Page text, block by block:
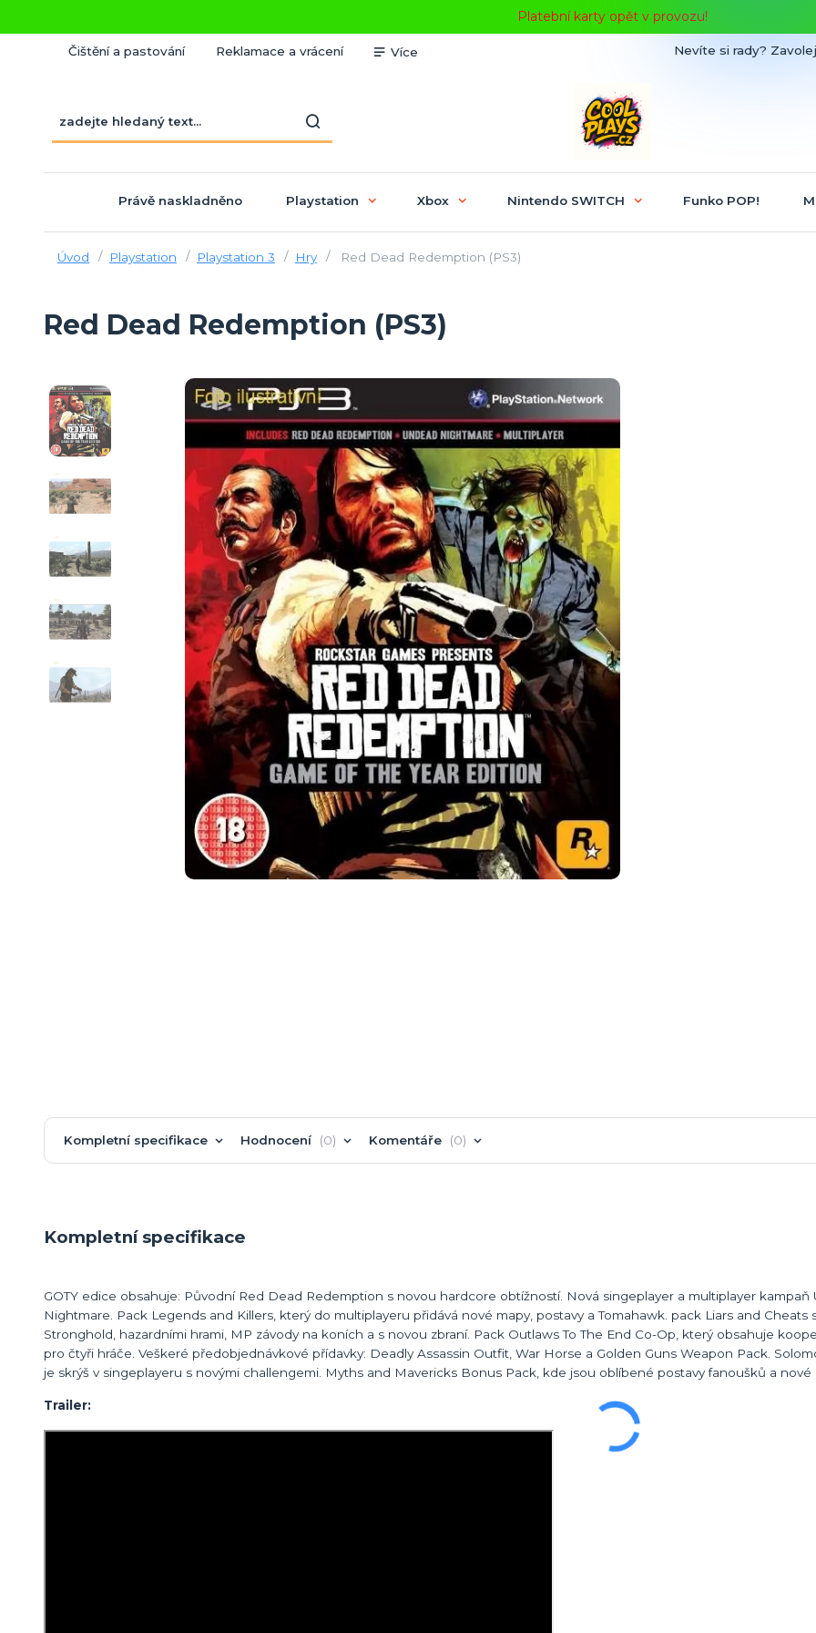
Platební karty opět v provozu!
Čištění a pastování Reklamace a vrácení Více Nevíte si rady?
Právě naskladněno Playstation Xbox Nintendo SWITCH Funko POP!
Úvod Playstation Playstation 3 Hry Red Dead Redemption (PS3)
Red Dead Redemption (PS3)
Kompletní specifikace Hodnocení 0 Komentáře 0
Kompletní specifikace
GOTY edice obsahuje: Původní Red Dead Redemption s novou hardcore obtížností. Nová singeplayer a multiplayer kampaň
Nightmare. Pack Legends and Killers, který do multiplayeru přidává nové mapy, postavy a Tomahawk. pack Liars and Cheats
Stronghold, hazardními hrami, MP závody na koních a s novou zbraní. Pack Outlaws To The End Co-Op, který obsahuje
pro čtyři hráče. Veškeré předobjednávkové přídavky: Deadly Assassin Outfit, War Horse a Golden Guns Weapon Pack.
je skrýš v singeplayeru s novými challengemi. Myths and Mavericks Bonus Pack, kde jsou oblíbené postavy fanoušků a nové
Trailer: